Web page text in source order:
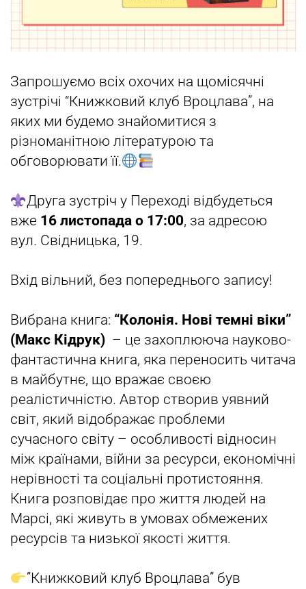
Запрошуємо всіх охочих на щомісячні
зустрічі “Книжковий клуб Вроцлава”, на
яких ми будемо знайомитися з
різноманітною літературою та
обговорювати її.
Друга зустріч у Переході відбудеться
вже 16 листопада о 17:00, за адресою
вул. Свідницька, 19.
Вхід вільний, без попереднього запису!
Вибрана книга: “Колонія. Нові темні віки”
(Макс Кідрук) – це захоплююча науково-
фантастична книга, яка переносить читача
в майбутнє, що вражає своєю
реалістичністю. Автор створив уявний
світ, який відображає проблеми
сучасного світу – особливості відносин
між країнами, війни за ресурси, економічні
нерівності та соціальні протистояння.
Книга розповідає про життя людей на
Марсі, які живуть в умовах обмежених
ресурсів та низької якості життя.
”Книжковий клуб Вроцлава” був